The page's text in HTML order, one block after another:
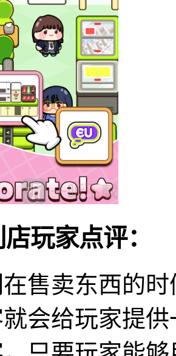
玩家点评：
售卖东西的
会给玩家提